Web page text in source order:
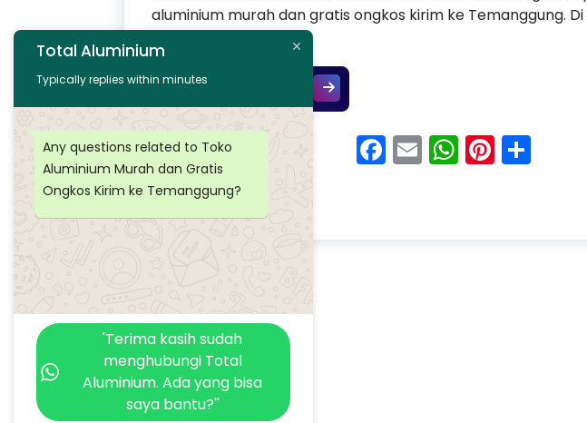
aluminium murah dan gratis ongkos kirim ke Temanggung.
sekarang
Continue Reading Toko Aluminium Murah dan Gratis
Facebook
EmailWhatsApp
Total Aluminium
Typically replies within minutes
Any questions related to Toko
Aluminium Murah dan Gratis
Ongkos Kirim ke Temanggung?
'Terima kasih sudah
menghubungi Total
Aluminium. Ada yang bisa
saya bantu?''